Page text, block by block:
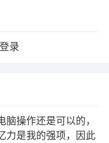
录
操作还是可以的，
力是我的强项，因此